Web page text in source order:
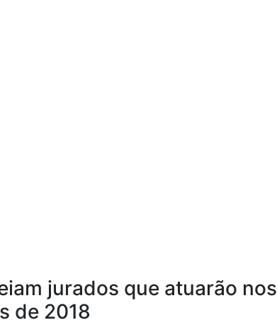
jurados que atuarão nos
de 2018